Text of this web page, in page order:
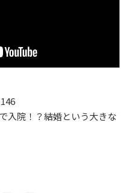
入院！？結婚という大きな